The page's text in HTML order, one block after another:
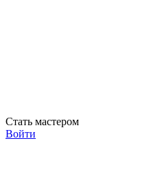
Стать мастером
Войти